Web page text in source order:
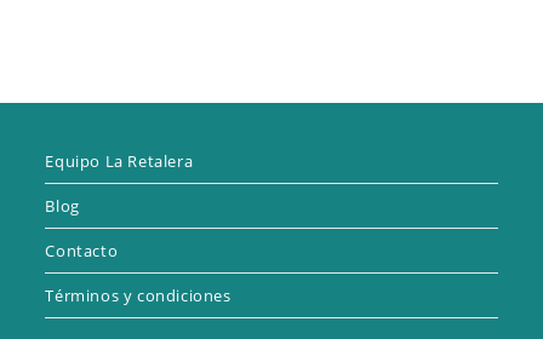
Equipo La Retalera
Blog
Contacto
Términos y condiciones